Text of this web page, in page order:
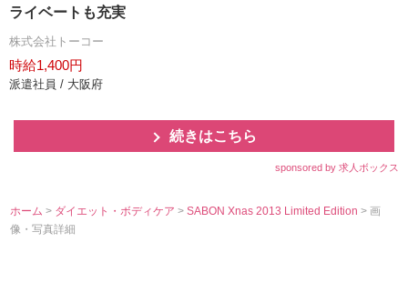
ライベートも充実
株式会社トーコー
時給1,400円
派遣社員 / 大阪府
続きはこちら
sponsored by 求人ボックス
ホーム > ダイエット・ボディケア>SABON Xnas 2013 Limited Edition> 画
像・写真詳細